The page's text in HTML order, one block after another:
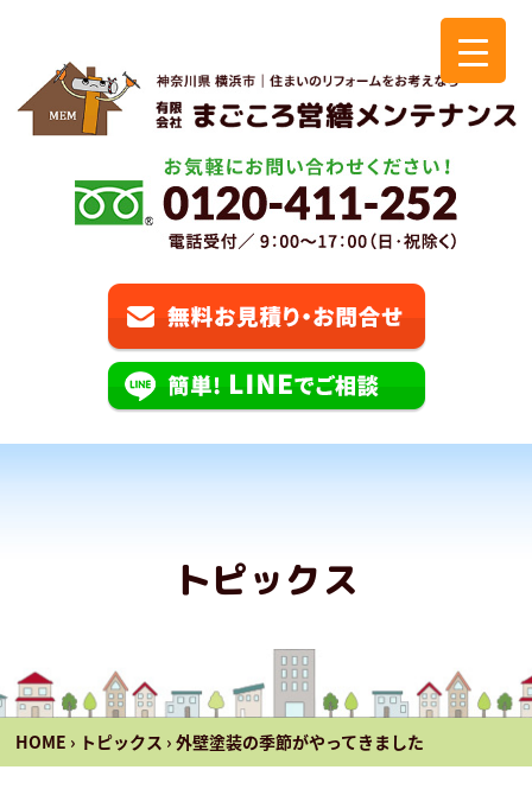
トピックス
HOME › トピックス › 外壁塗装の季節がやってきました